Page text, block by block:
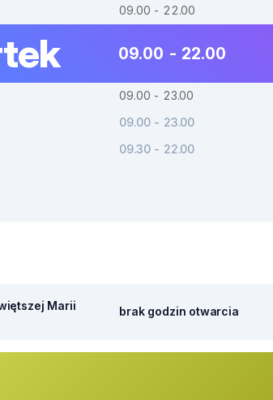
09.00 - 22.00
09.00 - 22.00
09.00 - 23.00
09.00 - 23.00
09.30 - 22.00
Marii
brak godzin otwarcia